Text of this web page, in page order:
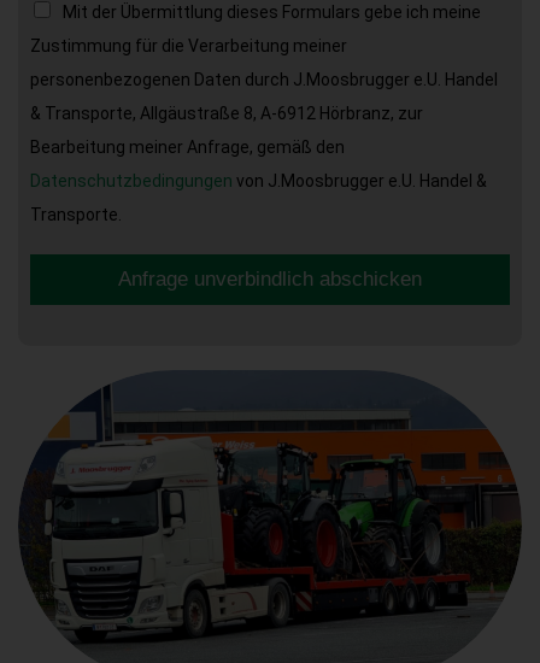
Mit der Übermittlung dieses Formulars gebe ich meine
Zustimmung für die Verarbeitung meiner
personenbezogenen Daten durch J.Moosbrugger e.U. Handel
& Transporte, Allgäustraße 8, A-6912 Hörbranz, zur
Bearbeitung meiner Anfrage, gemäß den
Datenschutzbedingungen von J.Moosbrugger e.U. Handel &
Transporte.
Anfrage unverbindlich abschicken